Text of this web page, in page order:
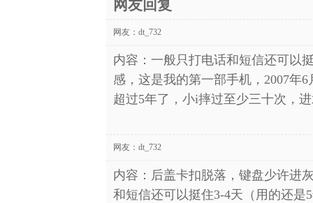
网友回复
网友： dt_732
内容：一般只打电话和短信还可以
感，这是我的第一部手机，2007年
超过5年了，小i摔过至少三十次，
网友： dt_732
内容：后盖卡扣脱落，键盘少许进
和短信还可以挺住3-4天（用的还